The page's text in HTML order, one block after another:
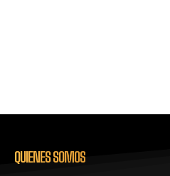
QUIENES SOMOS